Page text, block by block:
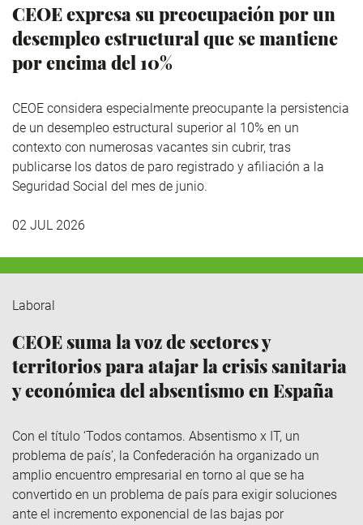
CEOE expresa su preocupación por un
desempleo estructural que se mantiene
por encima del 10%
CEOE considera especialmente preocupante la persistencia
de un desempleo estructural superior al 10% en un
contexto con numerosas vacantes sin cubrir, tras
publicarse los datos de paro registrado y afiliación a la
Seguridad Social del mes de junio.
02 JUL 2026
Laboral
CEOE suma la voz de sectores y
territorios para atajar la crisis sanitaria
y económica del absentismo en España
Con el título ‘Todos contamos. Absentismo x IT, un
problema de país’, la Confederación ha organizado un
amplio encuentro empresarial en torno al que se ha
convertido en un problema de país para exigir soluciones
ante el incremento exponencial de las bajas por